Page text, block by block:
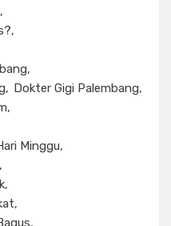
Dokter Gigi Palembang
Minggu